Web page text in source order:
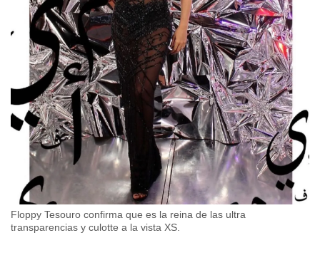
Floppy Tesouro confirma que es la reina de las ultra
transparencias y culotte a la vista XS.